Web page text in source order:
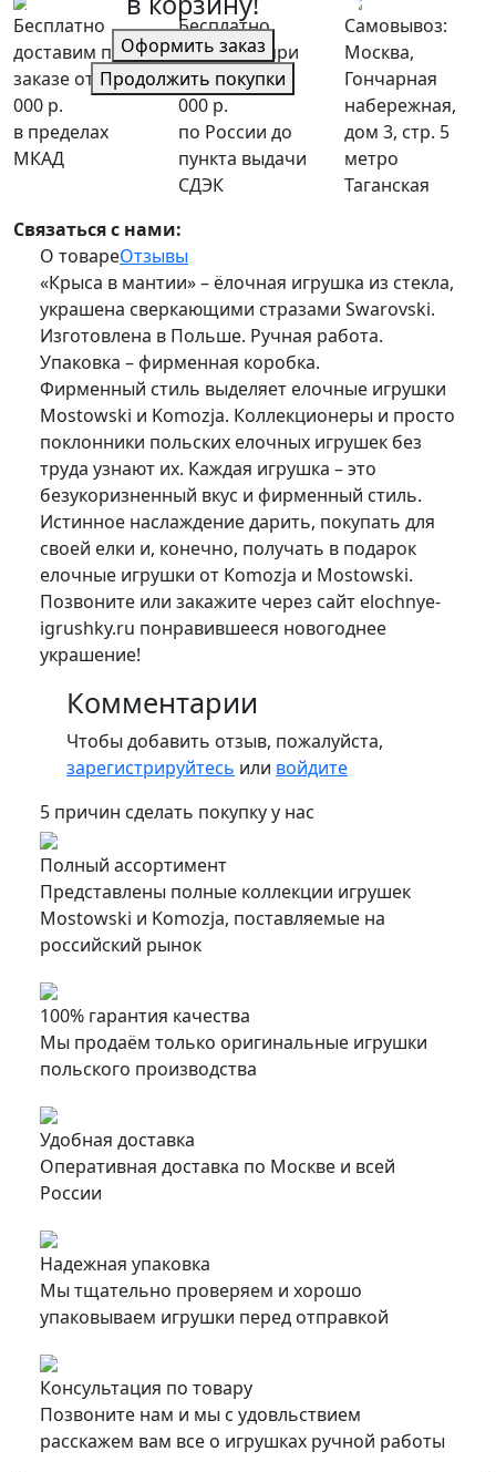
Бесплатно
доставим при
заказе от 10
000 р.
в пределах
МКАД
Бесплатно
доставим при
заказе от 10
000 р.
по России до
пункта выдачи
СДЭК
Самовывоз:
Москва,
Гончарная
набережная,
дом 3, стр. 5
метро
Таганская
Связаться с нами:
О товареОтзывы
«Крыса в мантии» – ёлочная игрушка из стекла,
украшена сверкающими стразами Swarovski.
Изготовлена в Польше. Ручная работа.
Упаковка – фирменная коробка.
Фирменный стиль выделяет елочные игрушки
Mostowski и Komozja. Коллекционеры и просто
поклонники польских елочных игрушек без
труда узнают их. Каждая игрушка – это
безукоризненный вкус и фирменный стиль.
Истинное наслаждение дарить, покупать для
своей елки и, конечно, получать в подарок
елочные игрушки от Komozja и Mostowski.
Позвоните или закажите через сайт elochnye-
igrushky.ru понравившееся новогоднее
украшение!
Комментарии
Чтобы добавить отзыв, пожалуйста,
зарегистрируйтесь или войдите
5 причин сделать покупку у нас
Полный ассортимент
Представлены полные коллекции игрушек
Mostowski и Komozja, поставляемые на
российский рынок
100% гарантия качества
Мы продаём только оригинальные игрушки
польского производства
Удобная доставка
Оперативная доставка по Москве и всей
России
Надежная упаковка
Мы тщательно проверяем и хорошо
упаковываем игрушки перед отправкой
Консультация по товару
Позвоните нам и мы с удовльствием
расскажем вам все о игрушках ручной работы
Оформить заказ
Продолжить покупки